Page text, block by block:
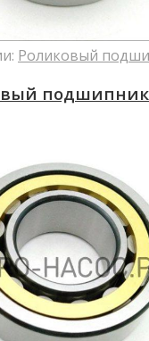
Роликовый
подшипник